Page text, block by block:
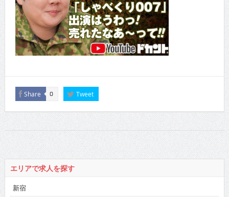
Share 0 Tweet
エリアで求人を探す
新宿